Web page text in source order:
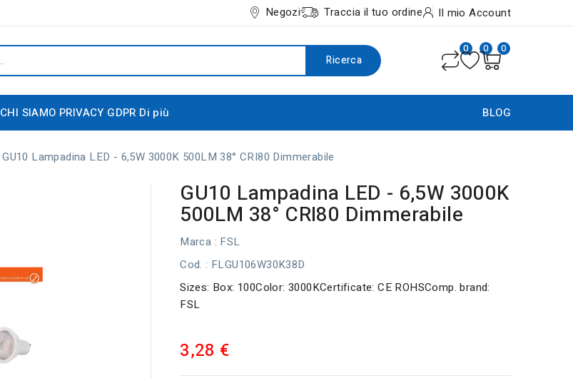
Negozi Traccia il tuo ordine Il mio Account
Ricerca
0 0 0
CHI SIAMO PRIVACY GDPR Di più BLOG
GU10 Lampadina LED - 6,5W 3000K 500LM 38° CRI80 Dimmerabile
GU10 Lampadina LED - 6,5W 3000K
500LM 38° CRI80 Dimmerabile
Marca : FSL
Cod. : FLGU106W30K38D
Sizes: Box: 100Color: 3000KCertificate: CE ROHSComp. brand:
FSL
3,28 €